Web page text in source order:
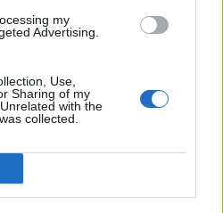
my
Advertising.
Use,
Sharing of my
with the
collected.